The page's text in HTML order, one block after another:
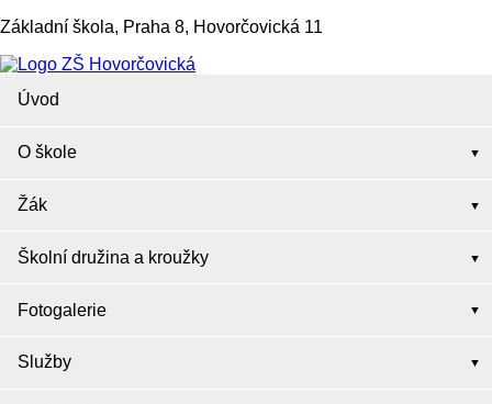
Základní škola, Praha 8, Hovorčovická 11
Úvod
O škole
Žák
Školní družina a kroužky
Fotogalerie
Služby